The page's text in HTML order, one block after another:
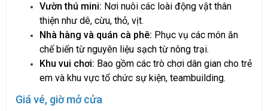
Vườn thú mini: Nơi nuôi các loài động vật thân
thiện như dê, cừu, thỏ, vịt.
Nhà hàng và quán cà phê: Phục vụ các món ăn
chế biến từ nguyên liệu sạch từ nông trại.
Khu vui chơi: Bao gồm các trò chơi dân gian cho trẻ
em và khu vực tổ chức sự kiện, teambuilding.
Giá vé, giờ mở cửa